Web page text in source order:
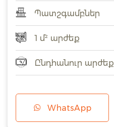
Պատշգամբներ
1 մ² արժեք
Ընդհանուր արժեք
WhatsApp